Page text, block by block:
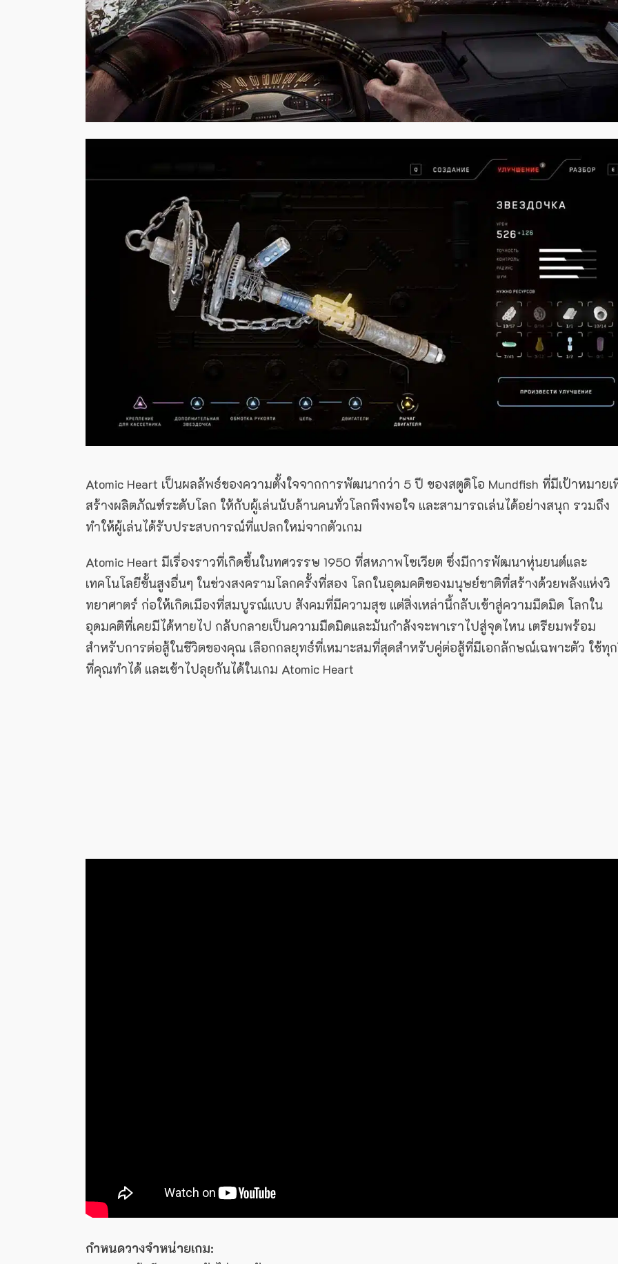
Atomic Heart เป็นผลลัพธ์ของความตั้งใจจากการพัฒนากว่า 5 ปี ของสตูดิโอ Mundfish ที่มีเป้าหมายเ
สร้างผลิตภัณฑ์ระดับโลก ให้กับผู้เล่นนับล้านคนทั่วโลกพึงพอใจ และสามารถเล่นได้อย่างสนุก รวมถึง
ทำให้ผู้เล่นได้รับประสบการณ์ที่แปลกใหม่จากตัวเกม
Atomic Heart มีเรื่องราวที่เกิดขึ้นในทศวรรษ 1950 ที่สหภาพโซเวียต ซึ่งมีการพัฒนาหุ่นยนต์และ
เทคโนโลยีขั้นสูงอื่นๆ ในช่วงสงครามโลกครั้งที่สอง โลกในอุดมคติของมนุษย์ชาติที่สร้างด้วยพลังแห่งวิ
ทยาศาตร์ ก่อให้เกิดเมืองที่สมบูรณ์แบบ สังคมที่มีความสุข แต่สิ่งเหล่านี้กลับเข้าสู่ความมืดมิด โลกใน
อุดมคติที่เคยมีได้หายไป กลับกลายเป็นความมืดมิดและมันกำลังจะพาเราไปสู่จุดไหน เตรียมพร้อม
สำหรับการต่อสู้ในชีวิตของคุณ เลือกกลยุทธ์ที่เหมาะสมที่สุดสำหรับคู่ต่อสู้ที่มีเอกลักษณ์เฉพาะตัว ใช้ทุ
ที่คุณทำได้ และเข้าไปลุยกันได้ในเกม Atomic Heart
กำหนดวางจำหน่ายเกม: